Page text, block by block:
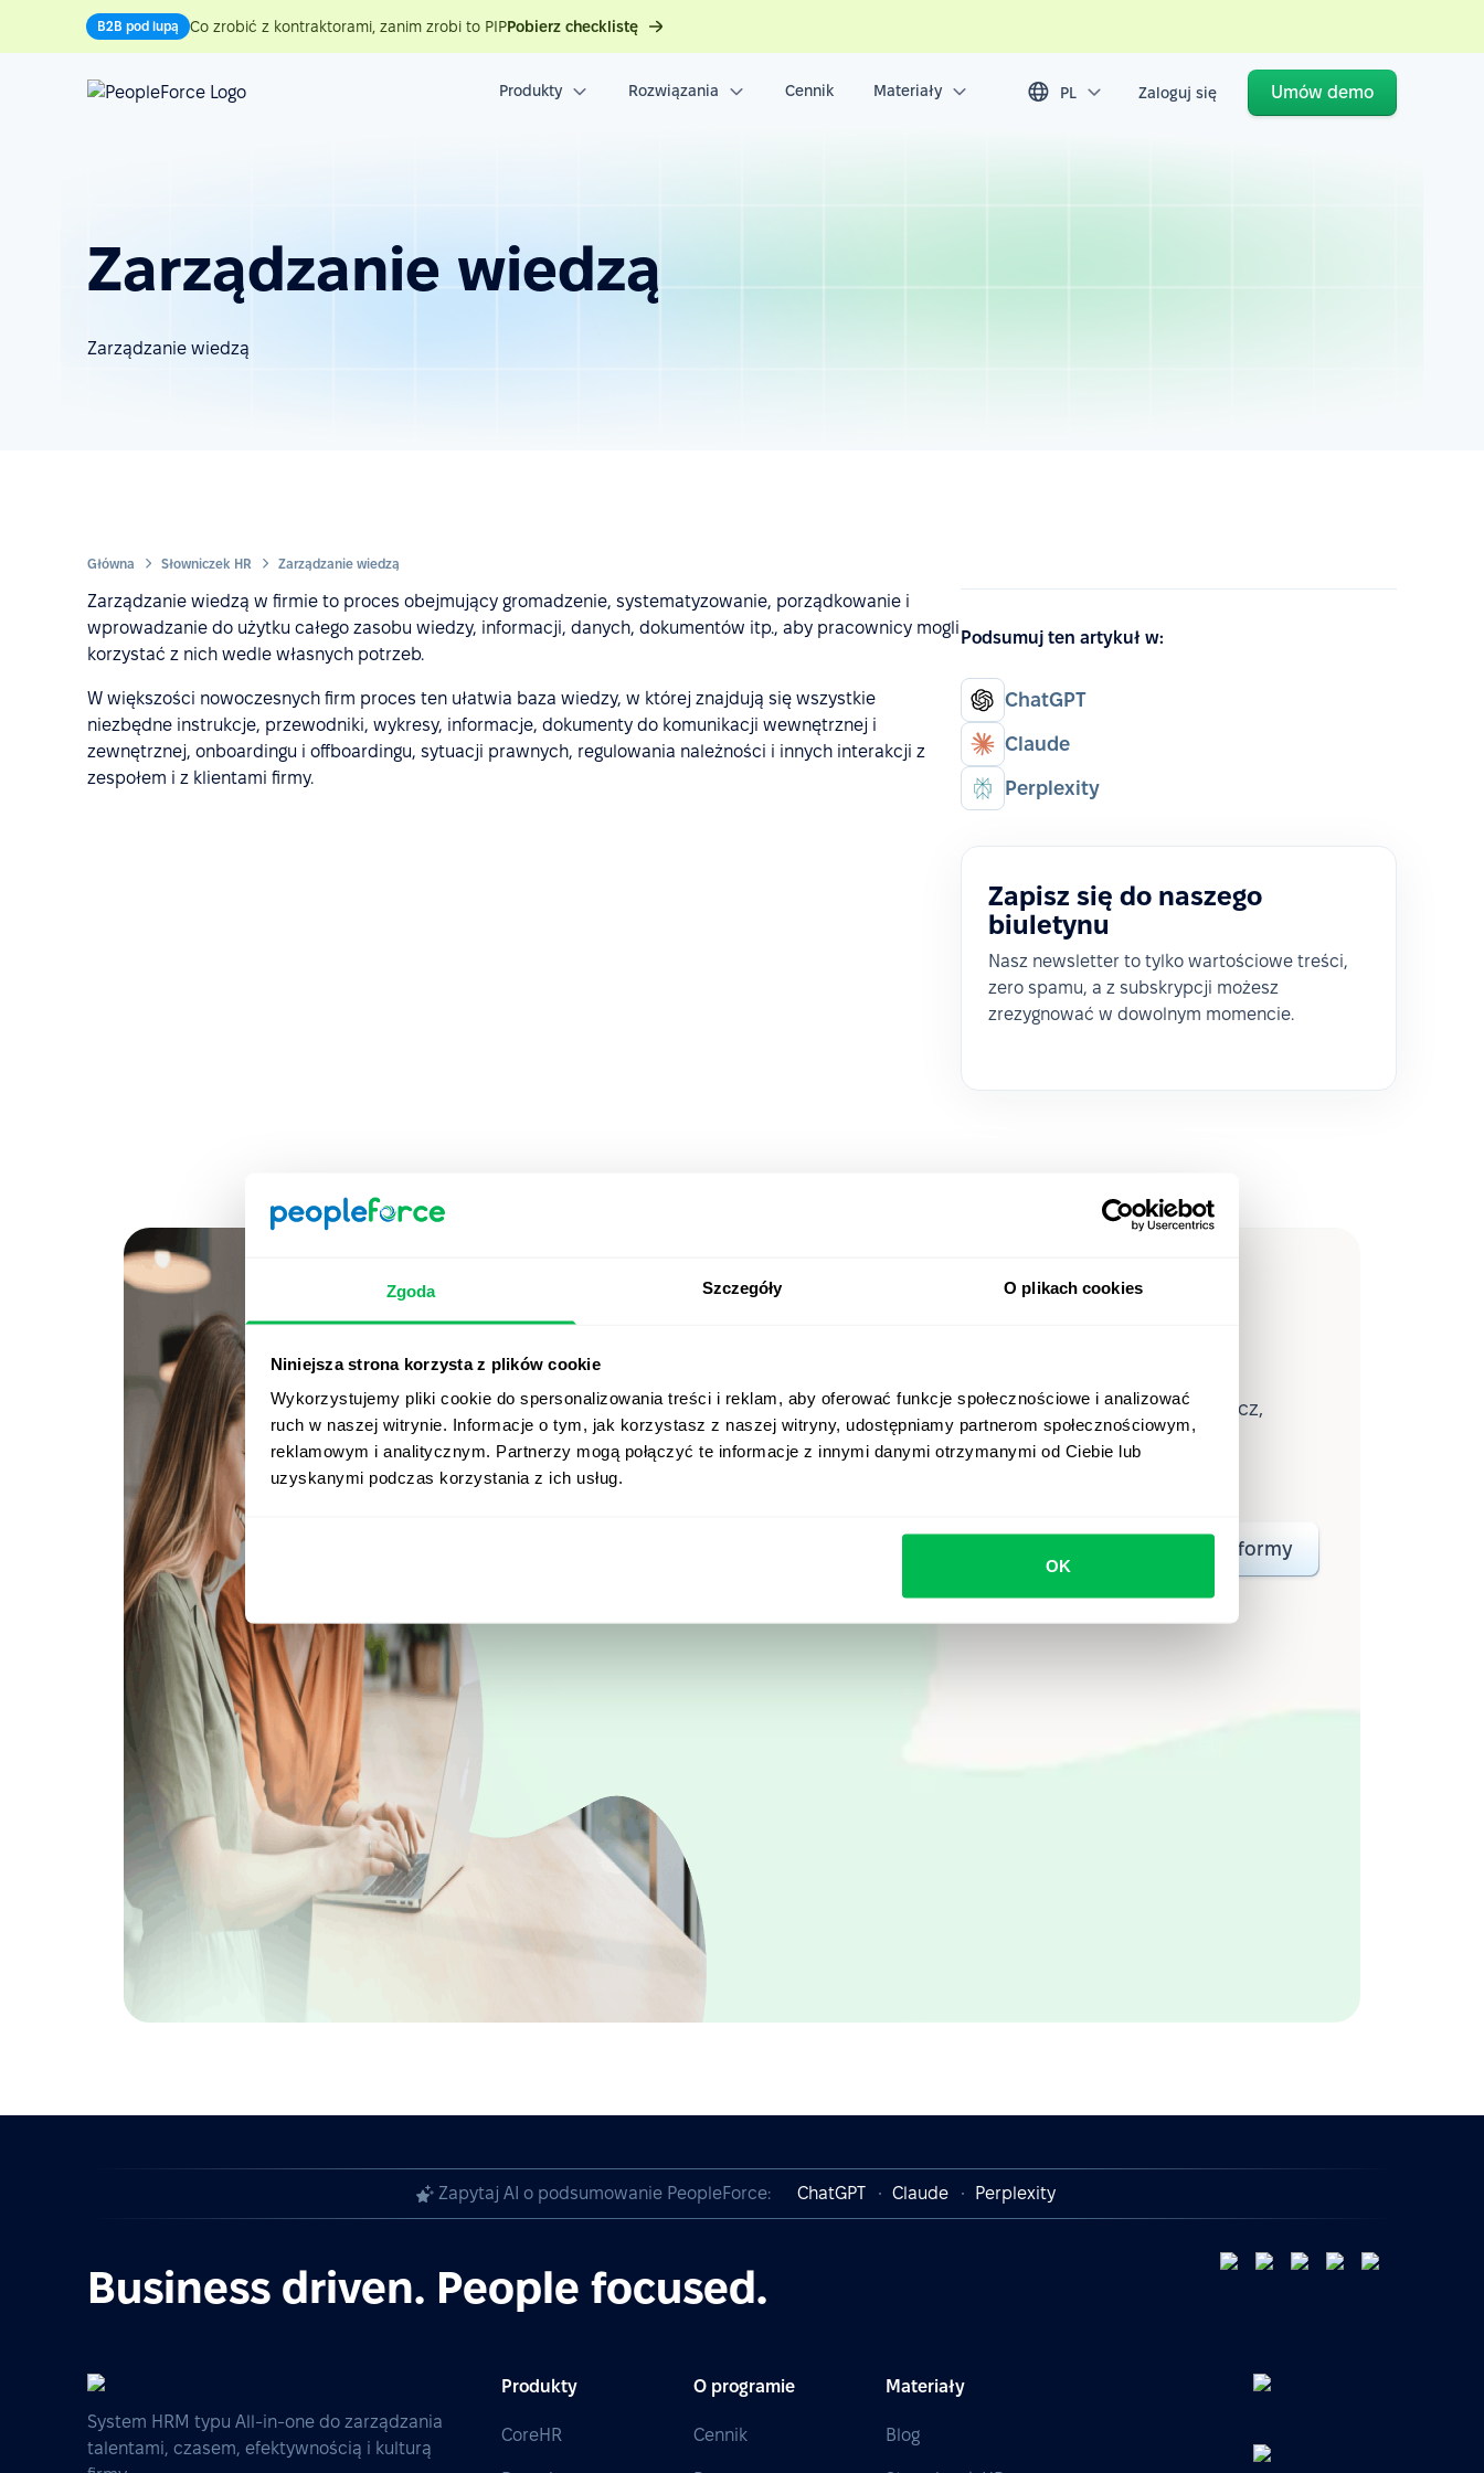
Zgoda Szczegóły O plikach cookies
Niniejsza strona korzysta z plików cookie
Wykorzystujemy pliki cookie do spersonalizowania treści i reklam, aby oferować funkcje społecznościowe i analizować
ruch w naszej witrynie. Informacje o tym, jak korzystasz z naszej witryny, udostępniamy partnerom społecznościowym,
reklamowym i analitycznym. Partnerzy mogą połączyć te informacje z innymi danymi otrzymanymi od Ciebie lub
uzyskanymi podczas korzystania z ich usług.
OK
B2B pod lupą Co zrobić z kontraktorami, zanim zrobi to PIPPobierz checklistę
Produkty Rozwiązania Cennik Materiały PL Zaloguj się Umów demo
Zarządzanie wiedzą
Zarządzanie wiedzą
Główna Słowniczek HR Zarządzanie wiedzą
Zarządzanie wiedzą w firmie to proces obejmujący gromadzenie, systematyzowanie, porządkowanie i
wprowadzanie do użytku całego zasobu wiedzy, informacji, danych, dokumentów itp., aby pracownicy mogli
korzystać z nich wedle własnych potrzeb.
W większości nowoczesnych firm proces ten ułatwia baza wiedzy, w której znajdują się wszystkie
niezbędne instrukcje, przewodniki, wykresy, informacje, dokumenty do komunikacji wewnętrznej i
zewnętrznej, onboardingu i offboardingu, sytuacji prawnych, regulowania należności i innych interakcji z
zespołem i z klientami firmy.
Podsumuj ten artykuł w:
ChatGPT
Claude
Perplexity
Zapisz się do naszego
biuletynu
Nasz newsletter to tylko wartościowe treści,
zero spamu, a z subskrypcji możesz
zrezygnować w dowolnym momencie.
Zobacz PeopleForce
Od Core HR po zaawansowaną analitykę HR — zobacz,
jak PeopleForce pomaga zespołom automatyzować
Krótki przegląd platformy
Zapytaj AI o podsumowanie PeopleForce: ChatGPT Claude Perplexity
Business driven. People focused.
System HRM typu All-in-one do zarządzania
talentami, czasem, efektywnością i kulturą
Produkty
CoreHR
O programie
Cennik
Materiały
Blog